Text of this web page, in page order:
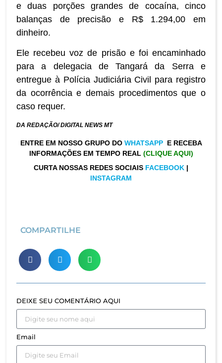
e duas porções grandes de cocaína, cinco
balanças de precisão e R$ 1.294,00 em
dinheiro.
Ele recebeu voz de prisão e foi encaminhado
para a delegacia de Tangará da Serra e
entregue à Polícia Judiciária Civil para registro
da ocorrência e demais procedimentos que o
caso requer.
DA REDAÇÃO/ DIGITAL NEWS MT
ENTRE EM NOSSO GRUPO DO WHATSAPP E RECEBA
INFORMAÇÕES EM TEMPO REAL (CLIQUE AQUI)
CURTA NOSSAS REDES SOCIAIS FACEBOOK |
INSTAGRAM
COMPARTILHE
DEIXE SEU COMENTÁRIO AQUI
Email